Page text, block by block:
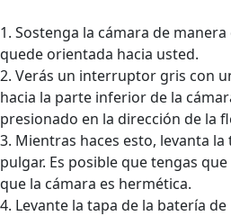
1. Sostenga la cámara de
quede orientada hacia usted.
2. Verás un interruptor gris con
hacia la parte inferior de la
presionado en la dirección de la
3. Mientras haces esto, levanta
pulgar. Es posible que tengas
que la cámara es hermética.
4. Levante la tapa de la batería de